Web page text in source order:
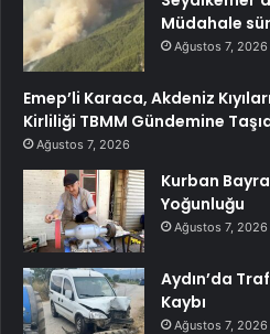
Müdahale
Ağustos 7, 2026
Emep’li Karaca, Akdeniz
Kirliliği TBMM Gündemine
Ağustos 7, 2026
Kurban
Yoğunluğu
Ağustos 7, 2026
Aydın’da
Kaybı
Ağustos 7, 2026